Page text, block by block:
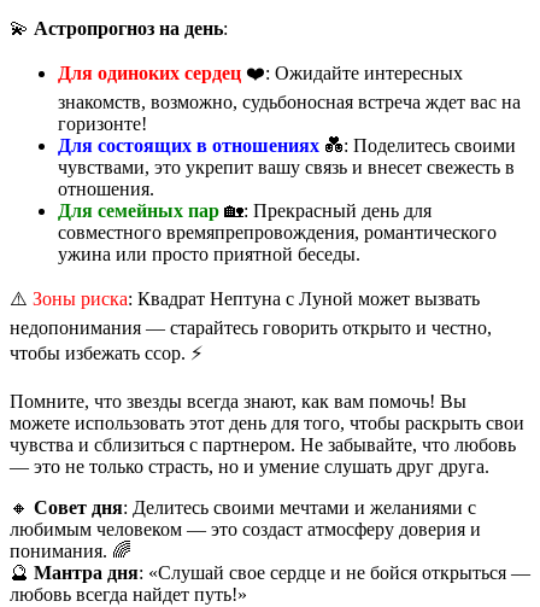
💫 Астропрогноз на день:
Для одиноких сердец ❤️: Ожидайте интересных
знакомств, возможно, судьбоносная встреча ждет вас на
горизонте!
Для состоящих в отношениях 💑: Поделитесь своими
чувствами, это укрепит вашу связь и внесет свежесть в
отношения.
Для семейных пар 🏡: Прекрасный день для
совместного времяпрепровождения, романтического
ужина или просто приятной беседы.
⚠️ Зоны риска: Квадрат Нептуна с Луной может вызвать
недопонимания — старайтесь говорить открыто и честно,
чтобы избежать ссор. ⚡️
Помните, что звезды всегда знают, как вам помочь! Вы
можете использовать этот день для того, чтобы раскрыть свои
чувства и сблизиться с партнером. Не забывайте, что любовь
— это не только страсть, но и умение слушать друг друга.
🔸 Совет дня: Делитесь своими мечтами и желаниями с
любимым человеком — это создаст атмосферу доверия и
понимания. 🌈
🔮 Мантра дня: «Слушай свое сердце и не бойся открыться —
любовь всегда найдет путь!»